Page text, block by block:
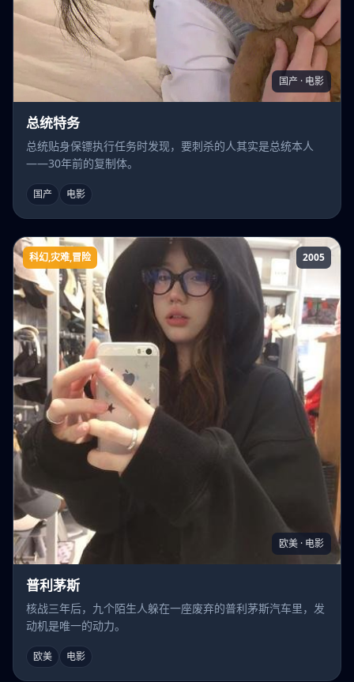
国产 · 电影
总统特务
总统贴身保镖执行任务时发现，要刺杀的人其实是总统本人
——30年前的复制体。
国产 电影
普利茅斯
科幻,灾难,冒险 2005
欧美 · 电影
普利茅斯
核战三年后，九个陌生人躲在一座废弃的普利茅斯汽车里，发
动机是唯一的动力。
欧美 电影